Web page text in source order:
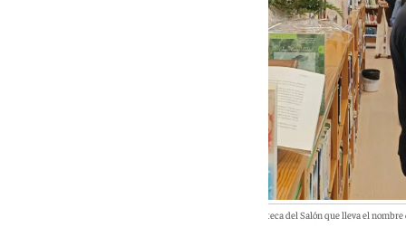
Los hijos de la poeta Mariluz Escribano en el interior de la Biblioteca del Salón que lleva el